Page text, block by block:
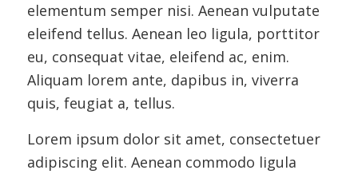
elementum semper nisi. Aenean vulputate
eleifend tellus. Aenean leo ligula, porttitor
eu, consequat vitae, eleifend ac, enim.
Aliquam lorem ante, dapibus in, viverra
quis, feugiat a, tellus.
Lorem ipsum dolor sit amet, consectetuer
adipiscing elit. Aenean commodo ligula